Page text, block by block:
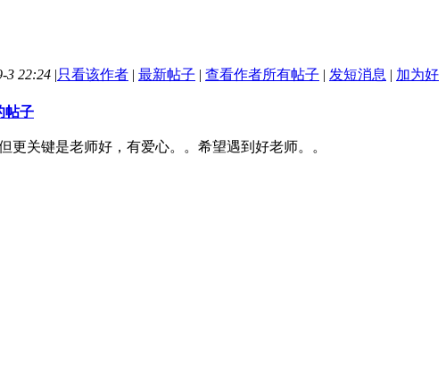
3 22:24 |只看该作者 | 最新帖子 | 查看作者所有帖子 | 发短消息 | 加为好
帖子
更关键是老师好，有爱心。。希望遇到好老师。。